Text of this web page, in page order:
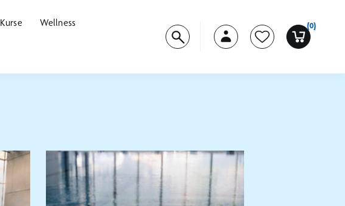
Kurse Wellness (0)